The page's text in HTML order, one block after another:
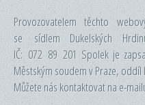
Provozovatelem těchto
se sídlem Dukelských
IČ: 072 89 201 Spolek je
Městským soudem v Praze, oddíl
Můžete nás kontaktovat na e-